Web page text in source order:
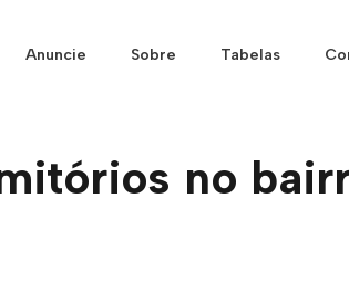
Anuncie Sobre Tabelas
no